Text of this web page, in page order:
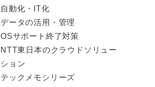
自動化・IT化
データの活用・管理
OSサポート終了対策
NTT東日本のクラウドソリュー
ション
テックメモシリーズ